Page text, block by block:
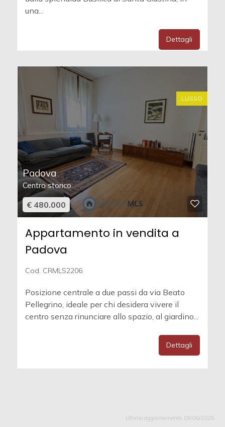
una...
Dettagli
LUSSO
Padova
Centro storico
€ 480.000
Appartamento in vendita a
Padova
Cod. CRMLS2206
Posizione centrale a due passi da via Beato
Pellegrino, ideale per chi desidera vivere il
centro senza rinunciare allo spazio, al giardino...
Dettagli
Ultimo aggiornamento 19/06/2026